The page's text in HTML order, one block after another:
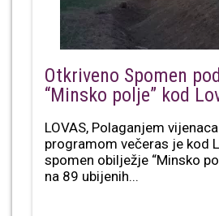
Otkriveno Spomen
“Minsko polje” kod
LOVAS, Polaganjem
programom večeras je kod
spomen obilježje “Minsko
na 89 ubijenih...